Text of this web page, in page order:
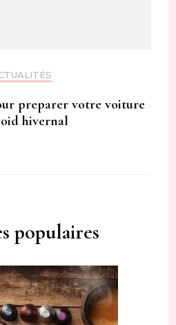
preparer votre voiture
hivernal
populaires